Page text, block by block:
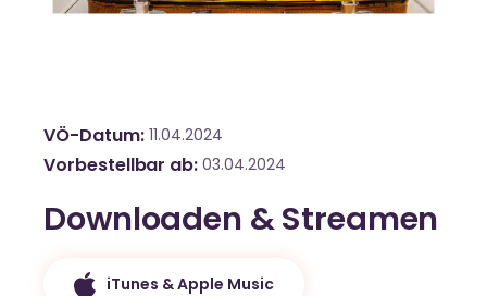
VÖ-Datum 11.04.2024
Vorbestellbar ab 03.04.2024
Downloaden & Streamen
iTunes & Apple Music